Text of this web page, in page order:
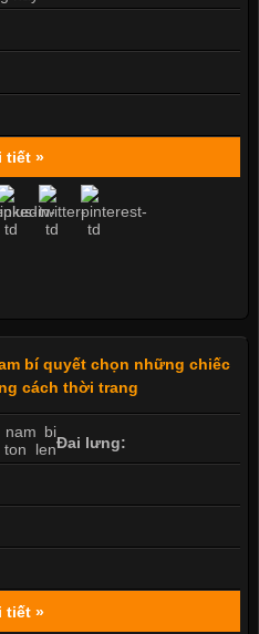
tiết »
bí quyết chọn những chiếc
cách thời trang
Đai lưng:
tiết »